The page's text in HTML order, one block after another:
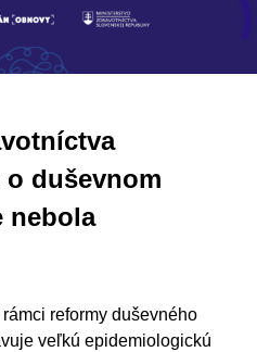
duševnom
nebola
reformy duševného
veľkú epidemiologickú